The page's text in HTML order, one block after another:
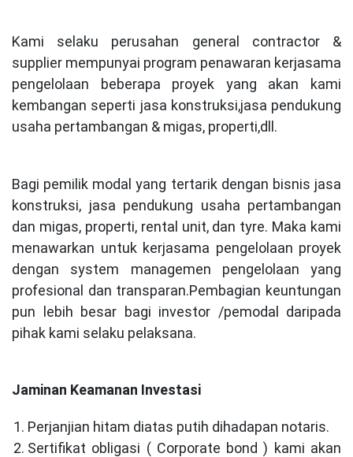
Kami selaku perusahan general contractor &
supplier mempunyai program penawaran kerjasama
pengelolaan beberapa proyek yang akan kami
kembangan seperti jasa konstruksi,jasa pendukung
usaha pertambangan & migas, properti,dll.
Bagi pemilik modal yang tertarik dengan bisnis jasa
konstruksi, jasa pendukung usaha pertambangan
dan migas, properti, rental unit, dan tyre. Maka kami
menawarkan untuk kerjasama pengelolaan proyek
dengan system managemen pengelolaan yang
profesional dan transparan.Pembagian keuntungan
pun lebih besar bagi investor /pemodal daripada
pihak kami selaku pelaksana.
Jaminan Keamanan Investasi
Perjanjian hitam diatas putih dihadapan notaris.
Sertifikat obligasi ( Corporate bond ) kami akan